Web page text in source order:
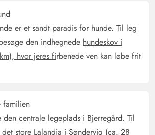
ældre sommerhus direkte ved klitten,
der omgiver huset og altid giver en
og som delvist også er overdækket.
og gulvvarme på
Grunden er omgivet af en
ved en blindgyde som fører til tre
er et sandt paradis for hunde. Til leg
den indhegnede hundeskov i
hvor jeres firbenede ven kan løbe frit
familien
den centrale legeplads i Bjerregård. Til
store Lalandia i Søndervig (ca. 28